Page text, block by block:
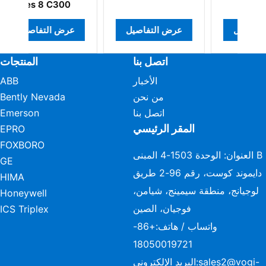
عرض عرض التفاصيل عرض التفاصيل
المنتجات
ABB
Bently Nevada
Emerson
EPRO
FOXBORO
GE
HIMA
Honeywell
ICS Triplex
اتصل بنا
الأخبار
من نحن
اتصل بنا
المقر الرئيسي
العنوان: الوحدة 1503-4 المبنى B
دايموند كوست، رقم 96-2 طريق
لوجيانج، منطقة سيمينج، شيامن،
فوجيان، الصين
واتساب / هاتف:
+86-
18050019721
البريد الإلكتروني:sales2@vogi-